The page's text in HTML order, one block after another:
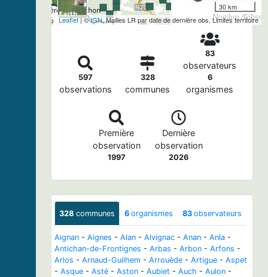
Nombre
30 km
Leaflet| ©IGN, Mailles LR par date de dernière obs, Limites territoire
597
observations
328
communes
83
observateurs
6
organismes
Première
observation
1997
Dernière
observation
2026
328 communes 6 organismes 83 observateurs
Aignan - Aignes - Alan - Alvignac - Anan - Anla -
Antichan-de-Frontignes - Arbas - Arbon - Arfons -
Arlos - Arnaud-Guilhem - Arrouède - Artigue - Aspet
- Asque - Asté - Aston - Aubiet - Auch - Aulon -